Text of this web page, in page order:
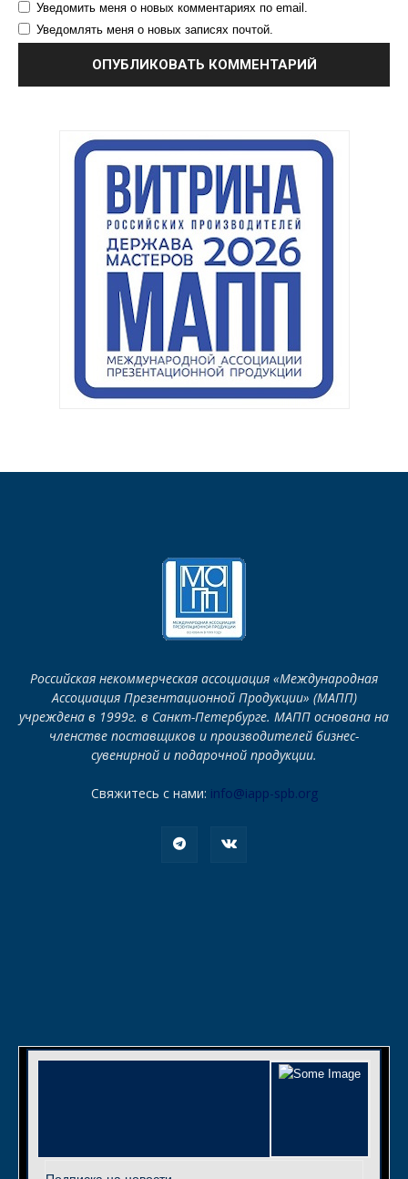
Уведомить меня о новых комментариях по email.
Уведомлять меня о новых записях почтой.
Российская некоммерческая ассоциация «Международная
Ассоциация Презентационной Продукции» (МАПП)
учреждена в 1999г. в Санкт-Петербурге. МАПП основана на
членстве поставщиков и производителей бизнес-
сувенирной и подарочной продукции.
Свяжитесь с нами: info@iapp-spb.org